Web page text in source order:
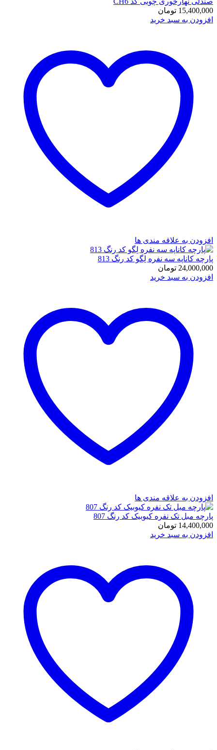
15,400,000 تومان
افزودن به سبد خرید
افزودن به علاقه مندی ها
پارچه کاناپه سه نفره لِگو کد رنگ 813
24,000,000 تومان
افزودن به سبد خرید
افزودن به علاقه مندی ها
پارچه مبل تک نفره کیوبیک کد رنگ 807
14,400,000 تومان
افزودن به سبد خرید